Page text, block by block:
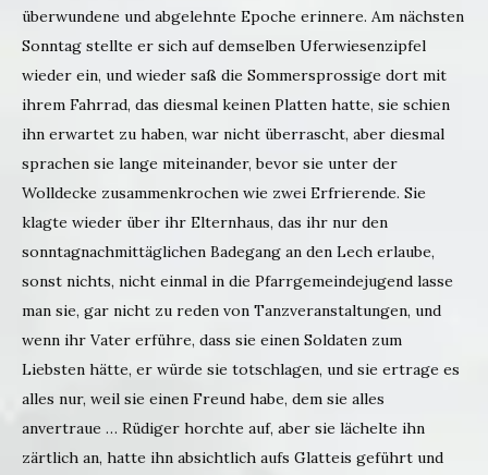
überwundene und abgelehnte Epoche erinnere. Am nächsten
Sonntag stellte er sich auf demselben Uferwiesenzipfel
wieder ein, und wieder saß die Sommersprossige dort mit
ihrem Fahrrad, das diesmal keinen Platten hatte, sie schien
ihn erwartet zu haben, war nicht überrascht, aber diesmal
sprachen sie lange miteinander, bevor sie unter der
Wolldecke zusammenkrochen wie zwei Erfrierende. Sie
klagte wieder über ihr Elternhaus, das ihr nur den
sonntagnachmittäglichen Badegang an den Lech erlaube,
sonst nichts, nicht einmal in die Pfarrgemeindejugend lasse
man sie, gar nicht zu reden von Tanzveranstaltungen, und
wenn ihr Vater erführe, dass sie einen Soldaten zum
Liebsten hätte, er würde sie totschlagen, und sie ertrage es
alles nur, weil sie einen Freund habe, dem sie alles
anvertraue … Rüdiger horchte auf, aber sie lächelte ihn
zärtlich an, hatte ihn absichtlich aufs Glatteis geführt und